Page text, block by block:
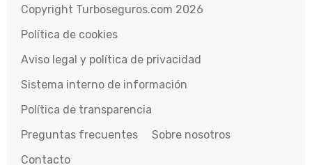
Copyright Turboseguros.com 2026
Política de cookies
Aviso legal y política de privacidad
Sistema interno de información
Política de transparencia
Preguntas frecuentes
Sobre nosotros
Contacto